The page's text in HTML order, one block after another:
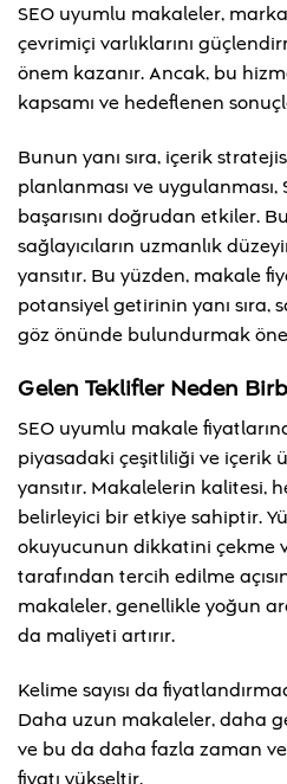
SEO uyumlu makaleler,
çevrimiçi varlıklarını
önem kazanır. Ancak, bu
kapsamı ve hedeflenen
Bunun yanı sıra, içerik
planlanması ve uygulanması,
başarısını doğrudan etkiler.
sağlayıcıların uzmanlık
yansıtır. Bu yüzden, makale
potansiyel getirinin yanı sıra,
göz önünde bulundurmak
Gelen Teklifler Neden
SEO uyumlu makale
piyasadaki çeşitliliği ve içerik
yansıtır. Makalelerin kalitesi,
belirleyici bir etkiye sahiptir.
okuyucunun dikkatini çekme
tarafından tercih edilme
makaleler, genellikle yoğun
da maliyeti artırır.
Kelime sayısı da
Daha uzun makaleler, daha
ve bu da daha fazla zaman